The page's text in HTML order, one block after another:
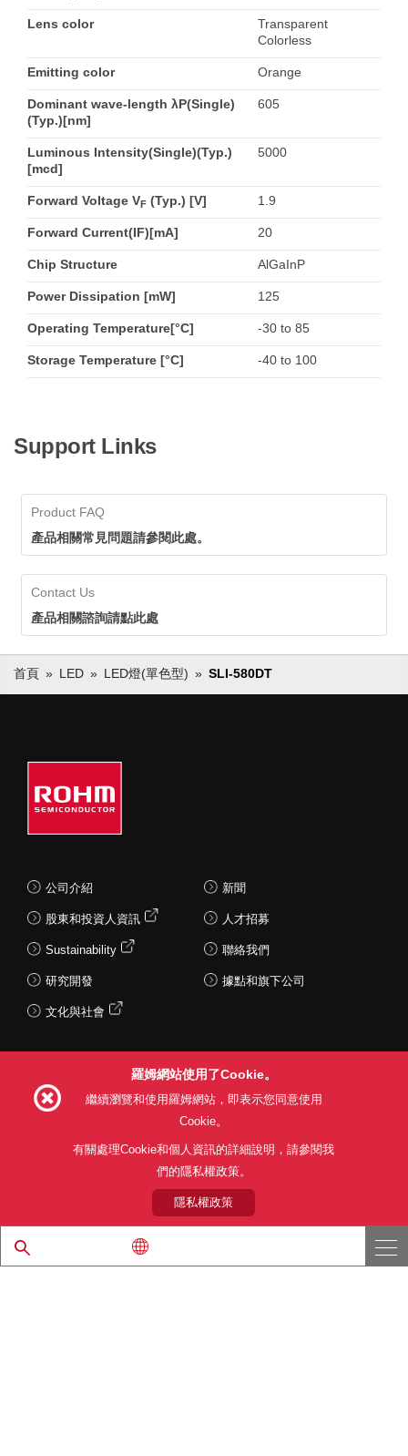
Lens color
Transparent
Colorless
Emitting color Orange
Dominant wave-length λP(Single)
(Typ.)[nm]
605
Luminous Intensity(Single)(Typ.)
[mcd]
5000
Forward Voltage VF (Typ.) [V] 1.9
Forward Current(IF)[mA] 20
Chip Structure AlGaInP
Power Dissipation [mW] 125
Operating Temperature[°C] -30 to 85
Storage Temperature [°C] -40 to 100
Support Links
Product FAQ
產品相關常見問題請參閱此處。
Contact Us
產品相關諮詢請點此處
首頁 LED LED燈(單色型) SLI-580DT
公司介紹
股東和投資人資訊
Sustainability
研究開發
文化與社會
新聞
人才招募
聯絡我們
據點和旗下公司
利用目的 隱私權政策
關於本公司產品銷售之標準條款(PDF)
© 1997 - 2026 ROHM CO., LTD. ALL RIGHTS RESERVED.
羅姆網站使用了Cookie。
繼續瀏覽和使用羅姆網站，即表示您同意使用
Cookie。
有關處理Cookie和個人資訊的詳細說明，請參閱我
們的隱私權政策。
隱私權政策